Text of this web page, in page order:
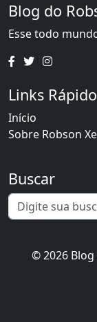
Blog do
Esse todo
Links
Início
Sobre Robson
Buscar
© 2026